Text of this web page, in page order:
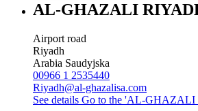
AL-GHAZALI
Airport road
Riyadh
Arabia Saudyjska
00966 1 2535440
Riyadh@al-ghazalisa.com
See details Go to the 'AL-